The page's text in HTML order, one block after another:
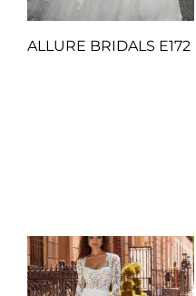
ALLURE BRIDALS E172